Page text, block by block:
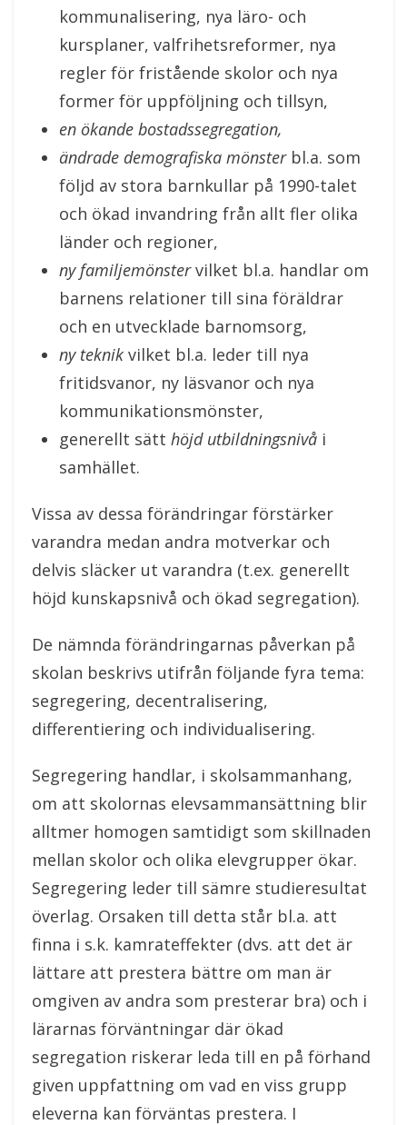
kommunalisering, nya läro- och
kursplaner, valfrihetsreformer, nya
regler för fristående skolor och nya
former för uppföljning och tillsyn,
en ökande bostadssegregation,
ändrade demografiska mönsterbl.a. som
följd av stora barnkullar på 1990-talet
och ökad invandring från allt fler olika
länder och regioner,
ny familjemönstervilket bl.a. handlar om
barnens relationer till sina föräldrar
och en utvecklade barnomsorg,
ny teknik vilket bl.a. leder till nya
fritidsvanor, ny läsvanor och nya
kommunikationsmönster,
generellt sätt höjd utbildningsnivå i
samhället.
Vissa av dessa förändringar förstärker
varandra medan andra motverkar och
delvis släcker ut varandra (t.ex. generellt
höjd kunskapsnivå och ökad segregation).
De nämnda förändringarnas påverkan på
skolan beskrivs utifrån följande fyra tema:
segregering, decentralisering,
differentiering och individualisering.
Segregering handlar, i skolsammanhang,
om att skolornas elevsammansättning blir
alltmer homogen samtidigt som skillnaden
mellan skolor och olika elevgrupper ökar.
Segregering leder till sämre studieresultat
överlag. Orsaken till detta står bl.a. att
finna i s.k. kamrateffekter (dvs. att det är
lättare att prestera bättre om man är
omgiven av andra som presterar bra) och i
lärarnas förväntningar där ökad
segregation riskerar leda till en på förhand
given uppfattning om vad en viss grupp
eleverna kan förväntas prestera. I